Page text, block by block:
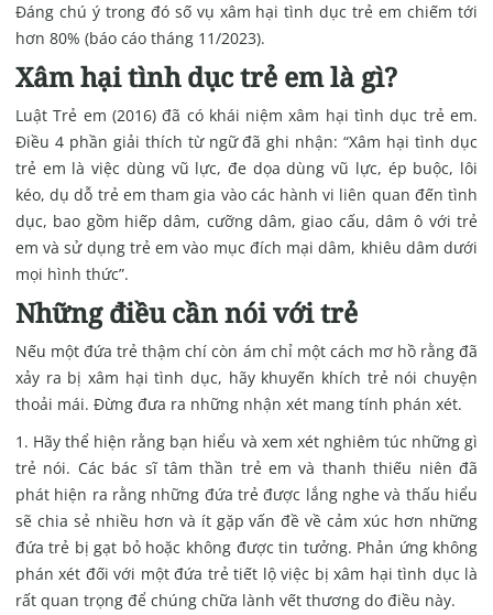
Đáng chú ý trong đó số vụ xâm hại tình dục trẻ em chiếm tới
hơn 80% (báo cáo tháng 11/2023).
Xâm hại tình dục trẻ em là gì?
Luật Trẻ em (2016) đã có khái niệm xâm hại tình dục trẻ em.
Điều 4 phần giải thích từ ngữ đã ghi nhận: “Xâm hại tình dục
trẻ em là việc dùng vũ lực, đe dọa dùng vũ lực, ép buộc, lôi
kéo, dụ dỗ trẻ em tham gia vào các hành vi liên quan đến tình
dục, bao gồm hiếp dâm, cưỡng dâm, giao cấu, dâm ô với trẻ
em và sử dụng trẻ em vào mục đích mại dâm, khiêu dâm dưới
mọi hình thức”.
Những điều cần nói với trẻ
Nếu một đứa trẻ thậm chí còn ám chỉ một cách mơ hồ rằng đã
xảy ra bị xâm hại tình dục, hãy khuyến khích trẻ nói chuyện
thoải mái. Đừng đưa ra những nhận xét mang tính phán xét.
Hãy thể hiện rằng bạn hiểu và xem xét nghiêm túc những gì
trẻ nói. Các bác sĩ tâm thần trẻ em và thanh thiếu niên đã
phát hiện ra rằng những đứa trẻ được lắng nghe và thấu hiểu
sẽ chia sẻ nhiều hơn và ít gặp vấn đề về cảm xúc hơn những
đứa trẻ bị gạt bỏ hoặc không được tin tưởng. Phản ứng không
phán xét đối với một đứa trẻ tiết lộ việc bị xâm hại tình dục là
rất quan trọng để chúng chữa lành vết thương do điều này.